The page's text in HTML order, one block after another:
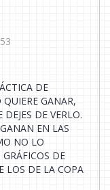
DE
GANAR,
DE VERLO.
EN LAS
NO LO
DE
LOS DE LA COPA